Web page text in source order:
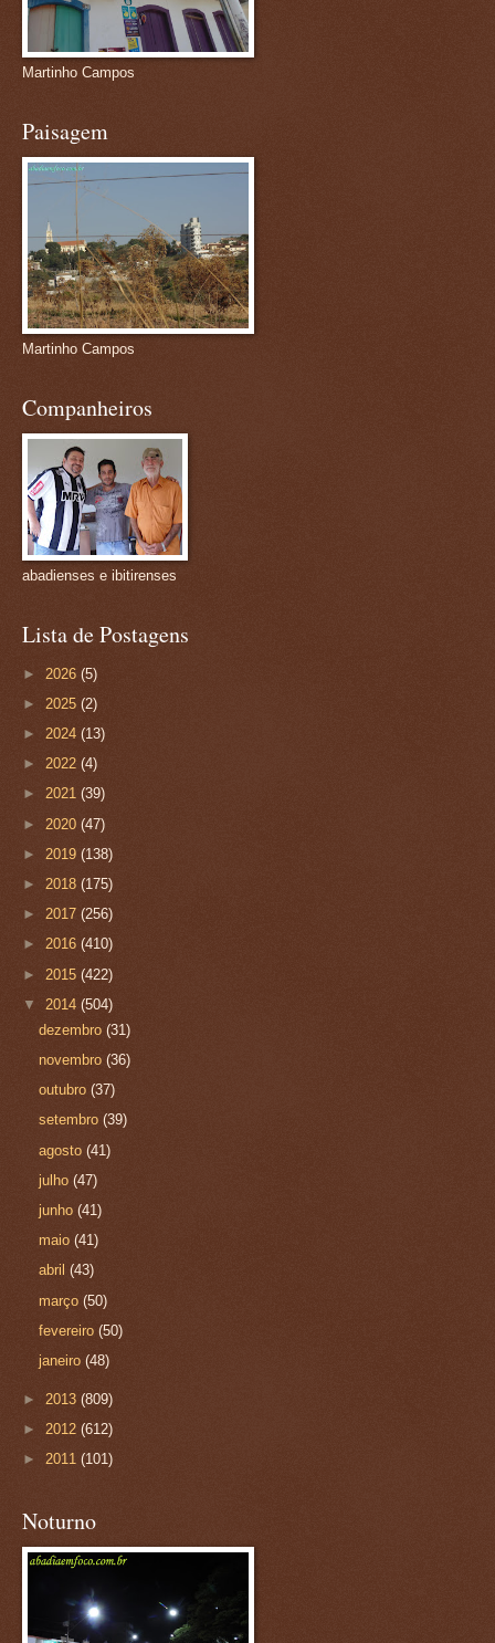
Martinho Campos
Paisagem
Martinho Campos
Companheiros
abadienses e ibitirenses
Lista de Postagens
► 2026 (5)
► 2025 (2)
► 2024 (13)
► 2022 (4)
► 2021 (39)
► 2020 (47)
► 2019 (138)
► 2018 (175)
► 2017 (256)
► 2016 (410)
► 2015 (422)
▼ 2014 (504)
dezembro(31)
novembro(36)
outubro(37)
setembro(39)
agosto(41)
julho(47)
junho(41)
maio(41)
abril(43)
março(50)
fevereiro(50)
janeiro(48)
► 2013 (809)
► 2012 (612)
► 2011 (101)
Noturno